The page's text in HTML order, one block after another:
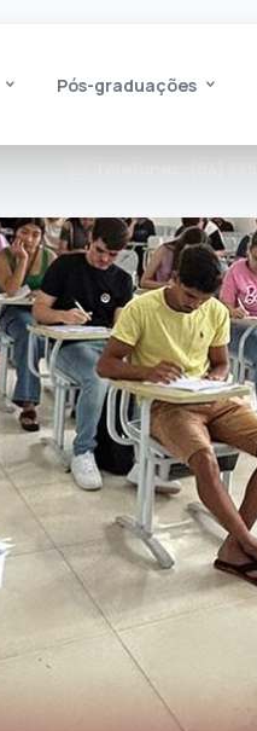
Pós-graduações